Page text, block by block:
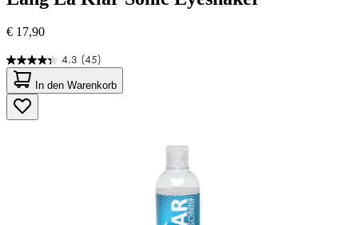
€ 17,90
4.3 (45)
4.3
von
5
Sternen.
45
In den Warenkorb